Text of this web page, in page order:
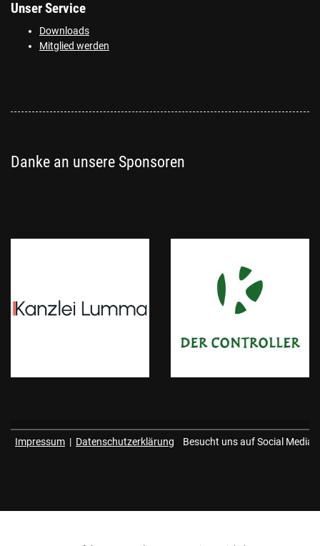
Unser Service
Downloads
Mitglied werden
Danke an unsere Sponsoren
Impressum | Datenschutzerklärung Besucht uns auf Social Media